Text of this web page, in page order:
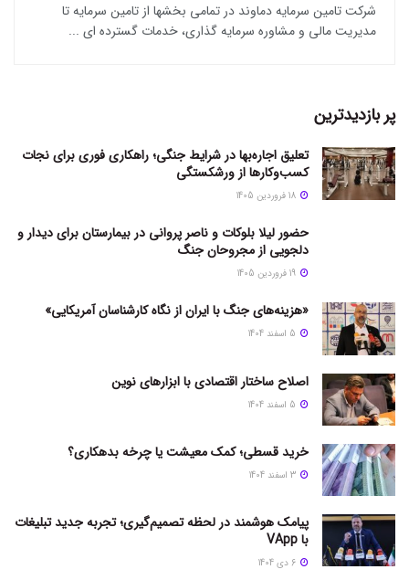
شرکت تامین سرمایه دماوند در تمامی بخشها از تامین سرمایه تا
مدیریت مالی و مشاوره سرمایه گذاری، خدمات گسترده ای ...
پر بازدیدترین
تعلیق اجاره‌بها در شرایط جنگی؛ راهکاری فوری برای نجات
کسب‌وکارها از ورشکستگی
حضور لیلا بلوکات و ناصر پروانی در بیمارستان برای دیدار و
دلجویی از مجروحان جنگ
«هزینه‌های جنگ با ایران از نگاه کارشناسان آمریکایی»
اصلاح ساختار اقتصادی با ابزارهای نوین
خرید قسطی؛ کمک معیشت یا چرخه بدهکاری؟
پیامک هوشمند در لحظه تصمیم‌گیری؛ تجربه جدید تبلیغات
با VApp